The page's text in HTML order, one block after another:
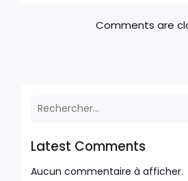
Latest Comments
Aucun commentaire à afficher.
Comments are